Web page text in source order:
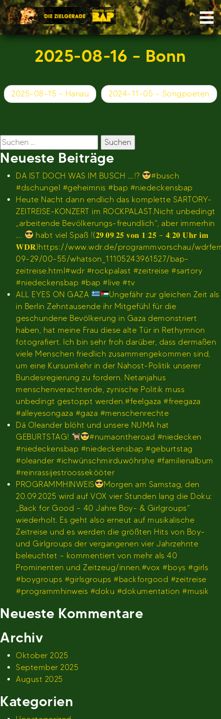
Skip
to
content
2025-08-16 – Bonn
Beitragsnavigation
2025-08-15 – Hanau 2024-11-05 – Songpoeten
Suchen
nach:
Neueste Beiträge
DA IST DOCH WAS IM BUSCH ….!?
#busch
#dschungel #geheimnis #bap #niedeckensbap
Heute Nacht dann endlich das komplette SARTORY-
ZEITREISE-KONZERT im ROCKPALAST.Nicht unbedingt
„arbeitende Bevölkerungs-freundlich“, aber immerhin
….
habt viel Spaß !(𝟐𝟗.𝟎𝟗.𝟐𝟓 𝐯𝐨𝐧 𝟏:𝟐𝟓 – 𝟒:𝟐𝟎 𝐔𝐡𝐫 𝐢𝐦
𝐖𝐃𝐑)https://www.wdr.de/programmvorschau/
09-29/00-55/whatson_11105243961527/bap-
zeitreise.html#wdr #rockpalast #zeitreise #sartory
#niedeckensbap #bap #live #tv
ALL EYES ON GAZA
Ungefähr zur gleichen Zeit als
in Berlin Zehntausende ihr Mitgefühl für die
geschundene Bevölkerung in Gaza demonstriert
haben, hat meine Frau diese alte Tür in Rethymnon
fotografiert. Ich bin sehr froh darüber, dass dermaßen
viele Menschen friedlich zusammengekommen sind,
um eine Kursumkehr in der Nahost-Politik unserer
Bundesregierung zu fordern. Netanjahus
menschenverachtende, zynische Politik muss
unbedingt gestoppt werden.#feelgaza #freegaza
#alleyesongaza #gaza #menschenrechte
Dä Oleander blöht und unsere NUMA hat
GEBURTSTAG!
#numaontheroad #niedecken
#niedeckensbap #niedeckensbap #geburtstag
#oleander #ichwünschmirduwöhrshe #familienalbum
#reinrassijestroossekööter
PROGRAMMHINWEIS
Morgen am Samstag, den
20.09.2025 wird auf VOX vier Stunden lang die Doku:
„Back for Good – 40 Jahre Boy- & Girlgroups“
wiederholt. Es geht also erneut auf musikalische
Zeitreise und es werden die größten Hits von Boy-
und Girlgroups der vergangenen vier Jahrzehnte
beleuchtet – kommentiert von mehr als 40
Prominenten und Zeitzeug/innen.#vox #boys #girls
#boygroups #girlsgroups #backforgood #zeitreise
#programmhinweis #doku #dokumentation #musik
Neueste Kommentare
Archiv
Oktober 2025
September 2025
August 2025
Kategorien